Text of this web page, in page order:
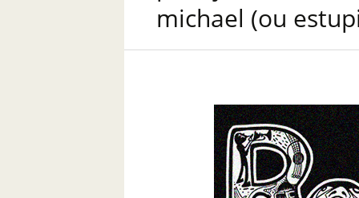
michael (ou